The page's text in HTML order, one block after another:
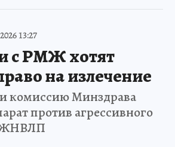
13:27
с РМЖ хотят
на излечение
комиссию Минздрава
против агрессивного
ЖНВЛП